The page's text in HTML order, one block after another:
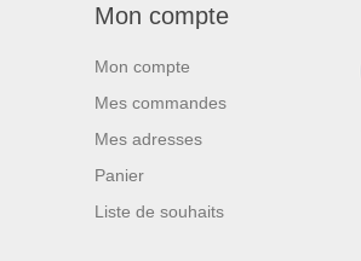
Mon compte
Mon compte
Mes commandes
Mes adresses
Panier
Liste de souhaits